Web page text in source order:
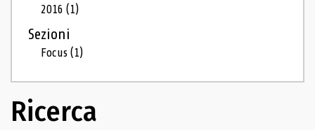
2016(1)
Sezioni
Focus(1)
Ricerca